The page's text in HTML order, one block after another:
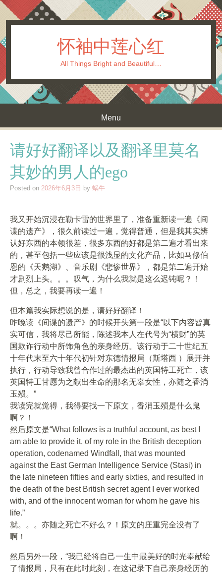
怀袖中莲心红
All Things Bright and Beautiful…
Menu
请好好翻译以及翻译里莫名
其妙的男人的ego
Posted on 2026年6月3日 by 蜗牛
我又开始沉浸在勒卡雷的世界里了，准备重新读一遍《间
谍的遗产》，很久前读过一遍，觉得普通，但是我其实辨
认好东西的本领很差，很多东西的好都是第二遍才看出来
的，甚至包括一些应该是很浅显的文化产品，比如马修伯
恩的《天鹅湖》、音乐剧《悲惨世界》，都是第二遍开始
才剧烈上头。。。叹气，为什么我就是这么迟钝呢？！
但，总之，我要再读一遍！
但本篇我实际想说的是，请好好翻译！
昨晚读《间谍的遗产》的时候开头第一段是“以下内容皆真
实可信，我将尽己所能，陈述我本人在代号为“横财”的英
国欺诈行动中所饰角色的亲身经历。该行动于二十世纪五
十年代末至六十年代初针对东德情报局（斯塔西 ）展开并
执行，行动导致我曾合作过的最杰出的英国特工死亡，该
英国特工甘愿为之献出生命的那名无辜女性，亦随之香消
玉殒。”
我读完就觉得，我得要找一下原文，香消玉殒是什么鬼
啊？！
然后原文是“What follows is a truthful account, as best I
am able to provide it, of my role in the British deception
operation, codenamed Windfall, that was mounted
against the East German Intelligence Service (Stasi) in
the late nineteen fifties and early sixties, and resulted in
the death of the best British secret agent I ever worked
with, and of the innocent woman for whom he gave his
life.”
就。。。亦随之死亡不好么？！原文的庄重完全没有了
啊！
然后另外一段，“我已经将自己一生中最美好的时光奉献给
了情报局，只有在此时此刻，在这记录下自己亲身经历的